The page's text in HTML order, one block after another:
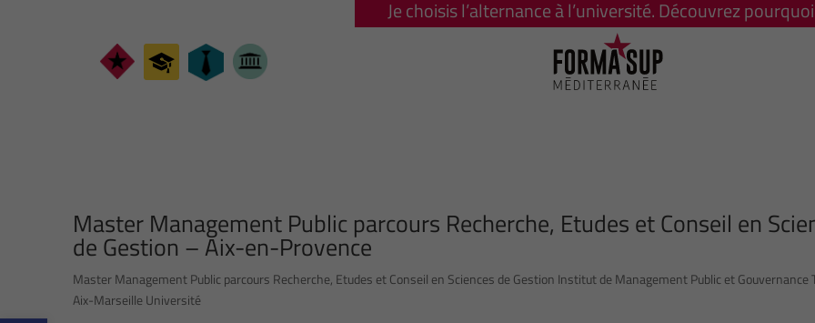
Je choisis l’alternance à l’université. Découvrez
Master Management Public parcours Recherche, Etudes et Conseil en
de Gestion – Aix-en-Provence
Master Management Public parcours Recherche, Etudes et Conseil en Sciences de Gestion Institut de Management Public et Gouvernance
Aix-Marseille Université